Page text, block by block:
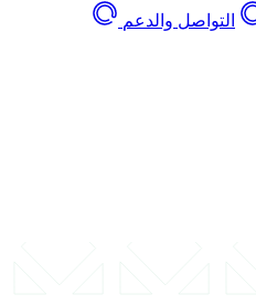
التواصل والدعم